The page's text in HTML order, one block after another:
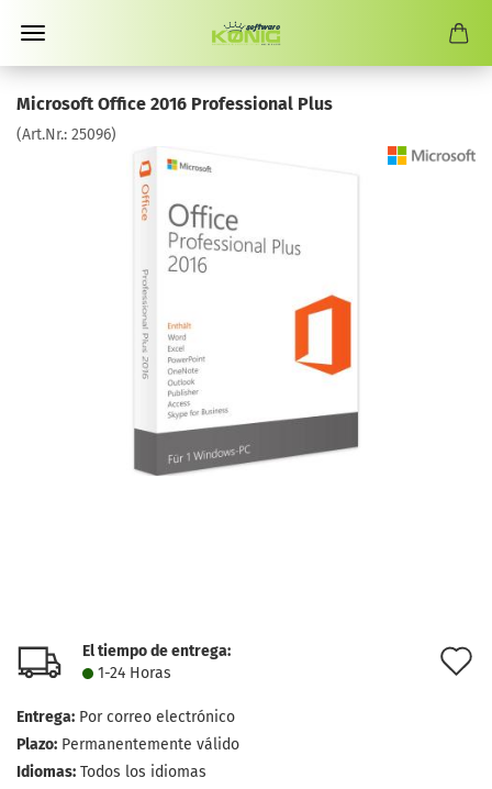
Microsoft Office 2016 Professional Plus
(Art.Nr.: 25096)
El tiempo de entrega:
1-24 Horas
Entrega: Por correo electrónico
Plazo: Permanentemente válido
Idiomas: Todos los idiomas